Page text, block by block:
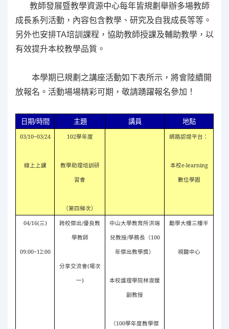
教師發展暨教學資源中心每年皆規劃舉辦多場教師
成長系列活動，內容包含教學、研究及自我成長等等。
另外也安排TA培訓課程，協助教師授課及輔助教學，以
有效提升本校教學品質。
本學期已規劃之講座活動如下表所示，將會陸續開
放報名。活動場場精彩可期，敬請踴躍報名參加！
日期/時間 主題 講員 地點
03/10~03/24
線上上課
102學年度
教學助理培訓研
習會
（第四梯次）
網路認證平台：
本校e-learning
數位學園
04/16(三)
09:00~12:00
跨校傑出/優良教
學教師
分享交流會(場次
一)
中山大學教育所洪瑞
兒教授/學務長（100
年傑出教學獎）
本校護理學院林淑媛
副教授
（100學年度教學傑
勵學大樓三樓半
視聽中心